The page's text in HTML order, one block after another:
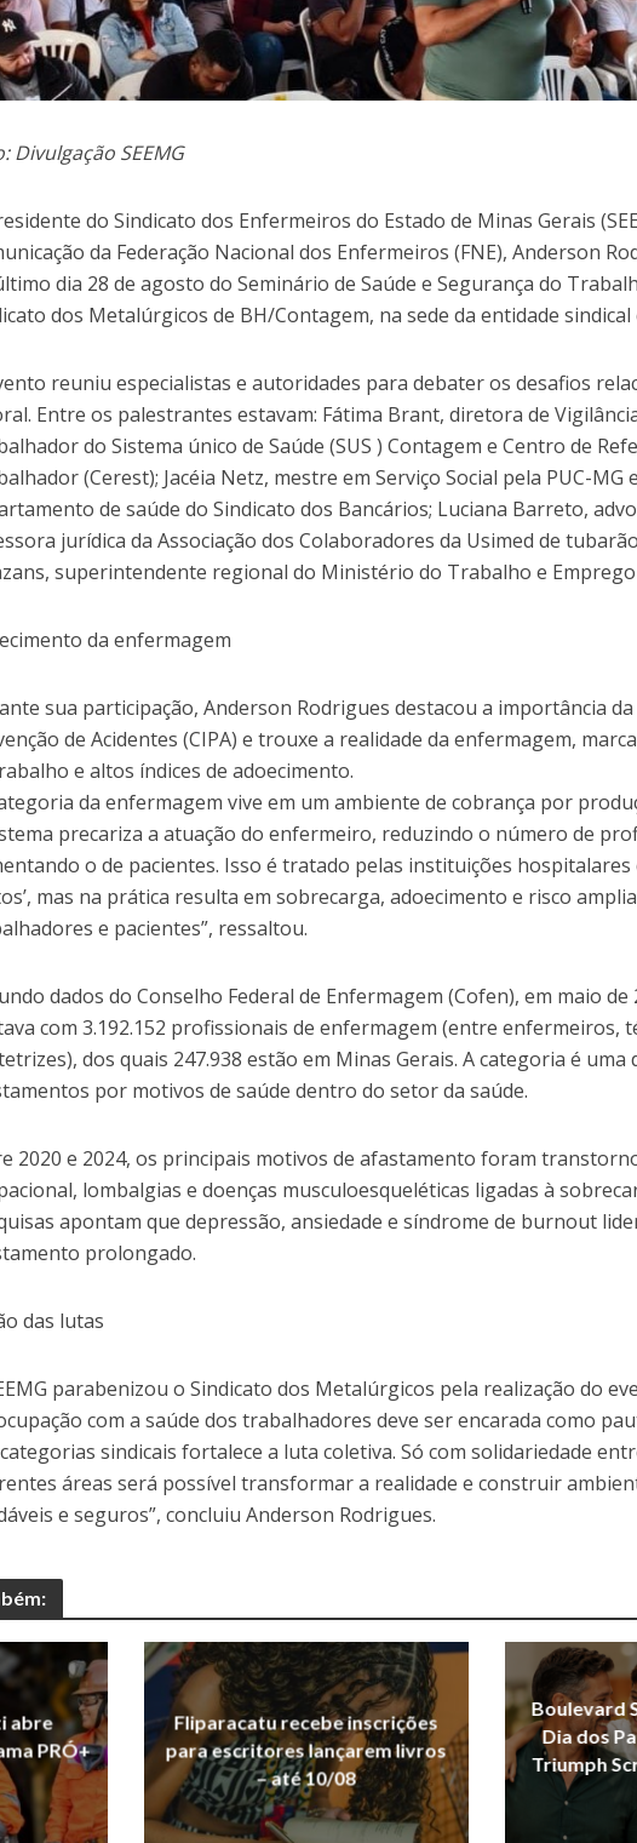
Divulgação SEEMG
do Sindicato dos Enfermeiros do Estado de Minas Gerais
da Federação Nacional dos Enfermeiros (FNE), Anderson
dia 28 de agosto do Seminário de Saúde e Segurança do
dos Metalúrgicos de BH/Contagem, na sede da entidade sindical
reuniu especialistas e autoridades para debater os desafios
Entre os palestrantes estavam: Fátima Brant, diretora de
do Sistema único de Saúde (SUS ) Contagem e Centro de
(Cerest); Jacéia Netz, mestre em Serviço Social pela PUC-MG
de saúde do Sindicato dos Bancários; Luciana Barreto,
jurídica da Associação dos Colaboradores da Usimed de
superintendente regional do Ministério do Trabalho e Emprego
da enfermagem
sua participação, Anderson Rodrigues destacou a importância
de Acidentes (CIPA) e trouxe a realidade da enfermagem,
e altos índices de adoecimento.
da enfermagem vive em um ambiente de cobrança por
precariza a atuação do enfermeiro, reduzindo o número de
o de pacientes. Isso é tratado pelas instituições hospitalares
mas na prática resulta em sobrecarga, adoecimento e risco
e pacientes”, ressaltou.
dados do Conselho Federal de Enfermagem (Cofen), em maio de
com 3.192.152 profissionais de enfermagem (entre enfermeiros,
dos quais 247.938 estão em Minas Gerais. A categoria é uma
por motivos de saúde dentro do setor da saúde.
2020 e 2024, os principais motivos de afastamento foram
lombalgias e doenças musculoesqueléticas ligadas à
apontam que depressão, ansiedade e síndrome de burnout
prolongado.
das lutas
parabenizou o Sindicato dos Metalúrgicos pela realização do
com a saúde dos trabalhadores deve ser encarada como
sindicais fortalece a luta coletiva. Só com solidariedade
áreas será possível transformar a realidade e construir
e seguros”, concluiu Anderson Rodrigues.
abre
PRÓ+
Fliparacatu recebe inscrições
para escritores lançarem livros
– até 10/08
Boulevard
Dia dos
Triumph